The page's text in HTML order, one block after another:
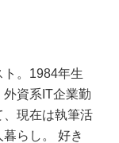
ト。1984年生
外資系IT企業勤
現在は執筆活
らし。 好き